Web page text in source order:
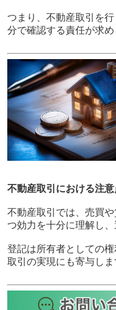
つまり、不動産取引を
分で確認する責任が求め
不動産取引における注意
不動産取引では、売買
つ効力を十分に理解し
登記は所有者としての
取引の実現にも寄与しま